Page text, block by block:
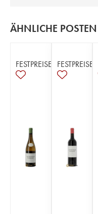
ÄHNLICHE POSTEN
FESTPREISE FESTPREISE